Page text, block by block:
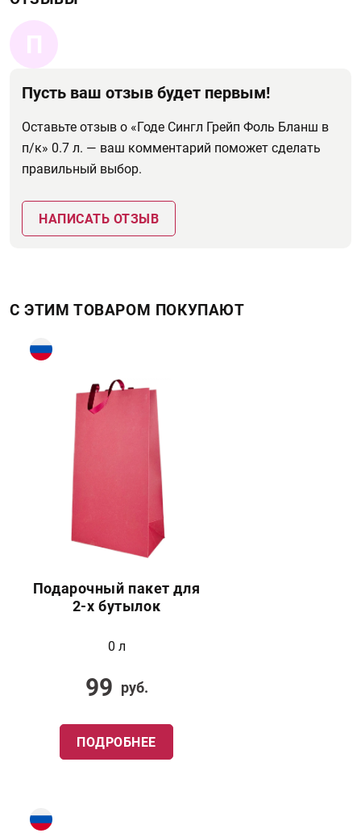
П
Пусть ваш отзыв будет первым!
Оставьте отзыв о «Годе Сингл Грейп Фоль Бланш в
п/к» 0.7 л. — ваш комментарий поможет сделать
правильный выбор.
НАПИСАТЬ ОТЗЫВ
С ЭТИМ ТОВАРОМ ПОКУПАЮТ
Подарочный пакет для
2-х бутылок
0 л
99 руб.
ПОДРОБНЕЕ